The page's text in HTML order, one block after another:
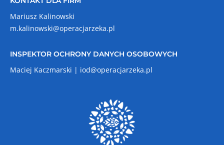
Mariusz Kalinowski
m.kalinowski@operacjarzeka.pl
INSPEKTOR OCHRONY DANYCH OSOBOWYCH
Maciej Kaczmarski | iod@operacjarzeka.pl